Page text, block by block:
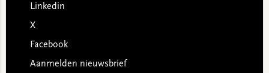
Linkedin
X
Facebook
Aanmelden nieuwsbrief